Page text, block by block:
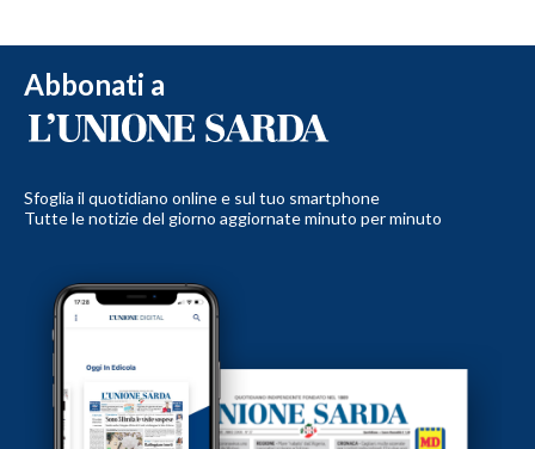
Abbonati a
Sfoglia il quotidiano online e sul tuo smartphone
Tutte le notizie del giorno aggiornate minuto per minuto